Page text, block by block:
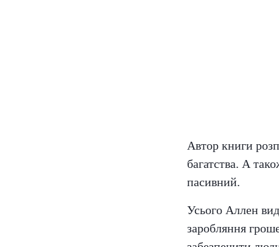
Автор книги
багатства. А
пасивний.
Усього Аллен
заробляння